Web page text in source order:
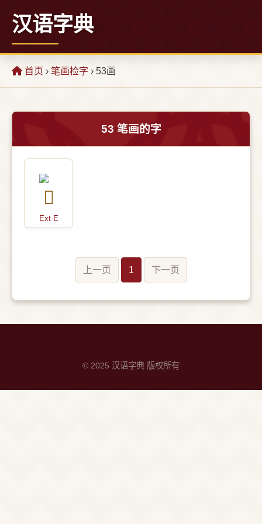
汉语字典
首页 › 笔画检字 › 53画
53 笔画的字
Ext-E
上一页 1 下一页
© 2025 汉语字典 版权所有